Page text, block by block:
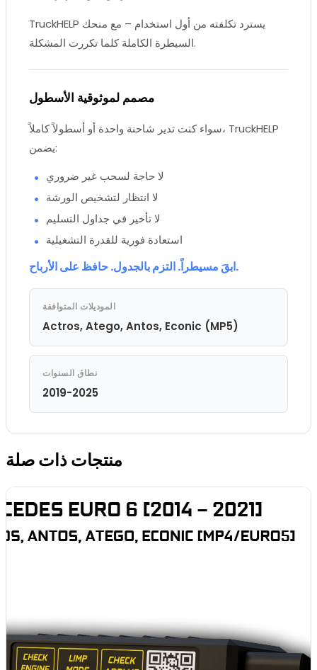
TruckHELP يسترد تكلفته من أول استخدام – مع منحك
السيطرة الكاملة كلما تكررت المشكلة.
مصمم لموثوقية الأسطول
سواء كنت تدير شاحنة واحدة أو أسطولاً كاملاً، TruckHELP
يضمن:
لا حاجة لسحب غير ضروري
لا انتظار لتشخيص الورشة
لا تأخير في جداول التسليم
استعادة فورية للقدرة التشغيلية
ابقَ مسيطراً. التزم بالجدول. حافظ على الأرباح.
الموديلات المتوافقة
Actros, Atego, Antos, Econic (MP5)
نطاق السنوات
2019-2025
منتجات ذات صلة